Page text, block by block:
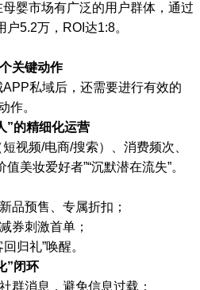
婴市场有广泛的用户群体，通过
5.2万，ROI达1:8。
关键动作
私域后，还需要进行有效的
作。
”的精细化运营
视频/电商/搜索）、消费频次、
美妆爱好者”“沉默潜在流失”。
品预售、专属折扣；
券刺激首单；
归礼”唤醒。
”闭环
群消息，避免信息过载；